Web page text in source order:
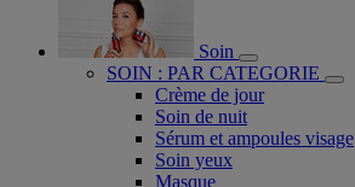
Soin
SOIN : PAR CATEGORIE
Crème de jour
Soin de nuit
Sérum et ampoules visage
Soin yeux
Masque